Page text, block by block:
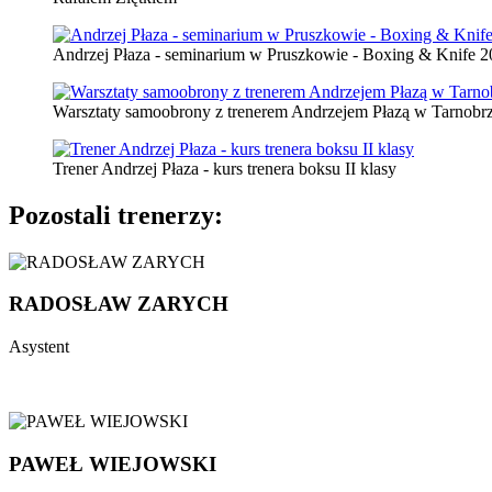
Andrzej Płaza - seminarium w Pruszkowie - Boxing & Knife
Warsztaty samoobrony z trenerem Andrzejem Płazą w
Trener Andrzej Płaza - kurs trenera boksu II klasy
Pozostali trenerzy:
RADOSŁAW ZARYCH
Asystent
PAWEŁ WIEJOWSKI